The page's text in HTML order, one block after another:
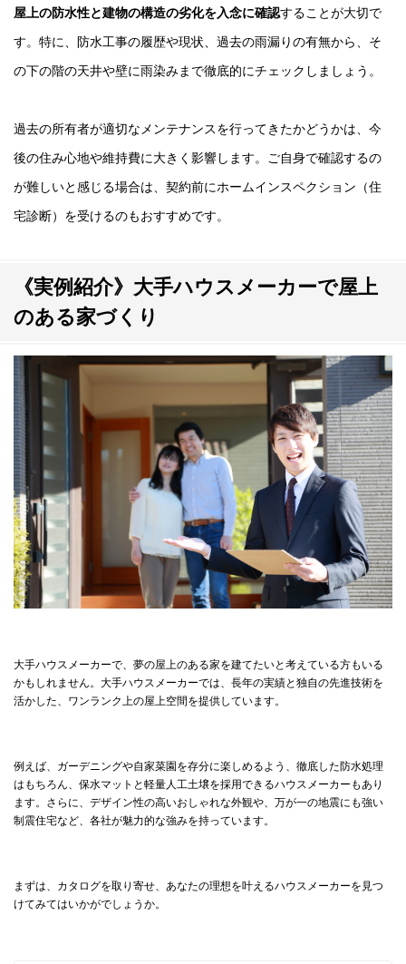
屋上の防水性と建物の構造の劣化を入念に確認することが大切で
す。特に、防水工事の履歴や現状、過去の雨漏りの有無から、そ
の下の階の天井や壁に雨染みまで徹底的にチェックしましょう。
過去の所有者が適切なメンテナンスを行ってきたかどうかは、今
後の住み心地や維持費に大きく影響します。ご自身で確認するの
が難しいと感じる場合は、契約前にホームインスペクション（住
宅診断）を受けるのもおすすめです。
《実例紹介》大手ハウスメーカーで屋上
のある家づくり
大手ハウスメーカーで、夢の屋上のある家を建てたいと考えている方もいる
かもしれません。大手ハウスメーカーでは、長年の実績と独自の先進技術を
活かした、ワンランク上の屋上空間を提供しています。
例えば、ガーデニングや自家菜園を存分に楽しめるよう、徹底した防水処理
はもちろん、保水マットと軽量人工土壌を採用できるハウスメーカーもあり
ます。さらに、デザイン性の高いおしゃれな外観や、万が一の地震にも強い
制震住宅など、各社が魅力的な強みを持っています。
まずは、カタログを取り寄せ、あなたの理想を叶えるハウスメーカーを見つ
けてみてはいかがでしょうか。